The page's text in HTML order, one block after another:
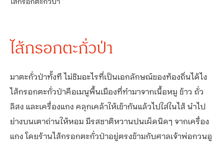
ไส้กรอกตะกั่วป่า
มาตะกั่วป่าทั้งที ไม่ชิมอะไรที่เป็นเอกลักษณ์ของท้องถิ่นได้ไง
ไส้กรอกตะกั่วป่าคือเมนูพื้นเมืองที่ทำมาจากเนื้อหมู ข้าว ถั่ว
ลิสง และเครื่องแกง คลุกเคล้าให้เข้ากันแล้วไปใส่ในไส้ นำไป
ย่างบนเตาถ่านให้หอม มีรสชาติหวานปนเผ็ดนิดๆ จากเครื่อง
แกง โดยร้านไส้กรอกตะกั่วป่าอยู่ตรงข้ามกับศาลเจ้าพ่อกวนอู